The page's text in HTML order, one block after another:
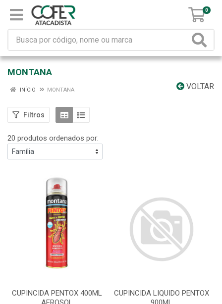
0
MONTANA
VOLTAR
INÍCIO MONTANA
Filtros
20 produtos ordenados por:
CUPINCIDA PENTOX 400ML
CUPINCIDA LIQUIDO PENTOX